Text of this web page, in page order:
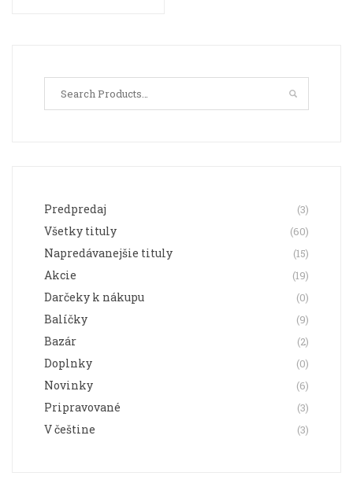
variantov.
Predpredaj (3)
Všetky tituly (60)
Napredávanejšie tituly (15)
Akcie (19)
Darčeky k nákupu (0)
Balíčky (9)
Bazár (2)
Doplnky (0)
Novinky (6)
Pripravované (3)
V češtine (3)